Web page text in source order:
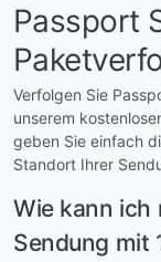
Passport
Verfolgen Sie
unserem
geben Sie einfach
Standort Ihrer
Wie kann ich
Sendung mit